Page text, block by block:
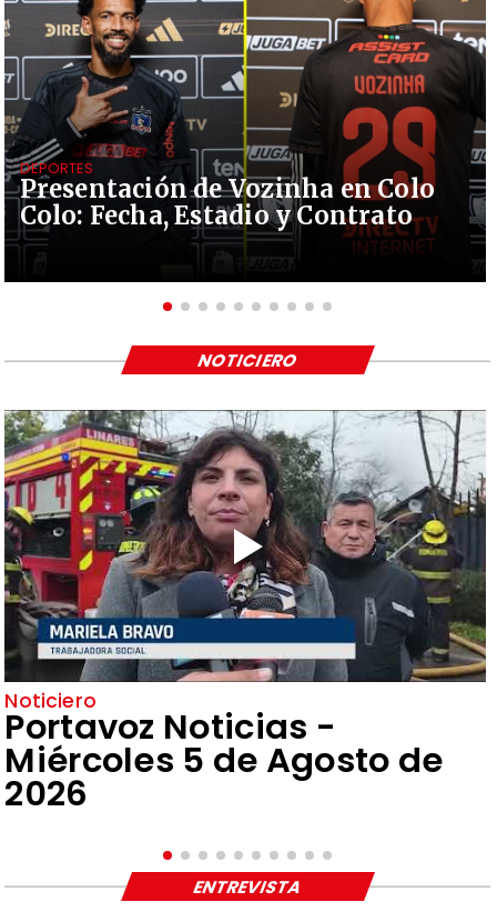
Presentación de Vozinha en Colo
Colo: Fecha, Estadio y Contrato
DEPORTES
Noticiero
Portavoz Noticias -
Miércoles 5 de Agosto de
2026
NOTICIERO
ENTREVISTA